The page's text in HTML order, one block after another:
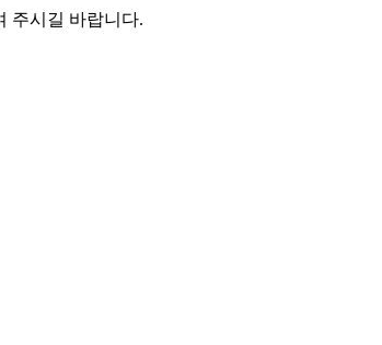
주시길 바랍니다.